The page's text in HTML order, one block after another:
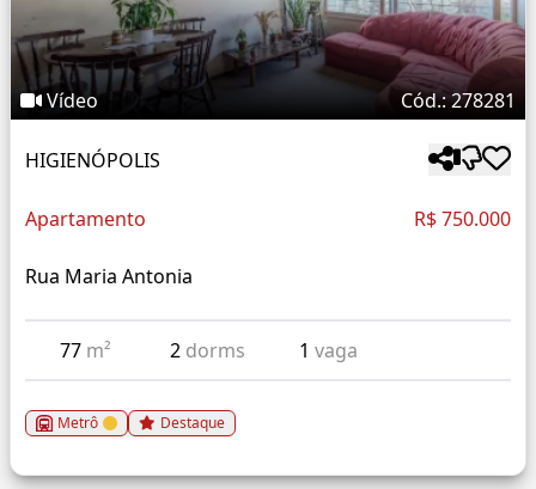
Vídeo Cód.: 278281
HIGIENÓPOLIS
Apartamento R$ 750.000
Rua Maria Antonia
77 m² 2 dorms 1vaga
Metrô Destaque